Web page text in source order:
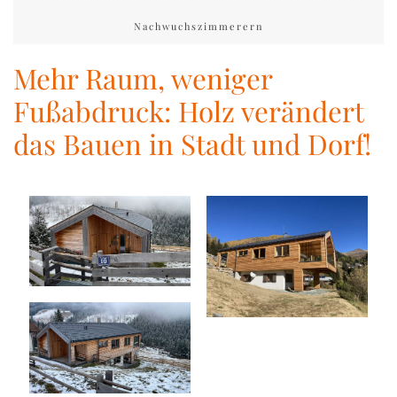
Nachwuchszimmerern
Mehr Raum, weniger
Fußabdruck: Holz verändert
das Bauen in Stadt und Dorf!